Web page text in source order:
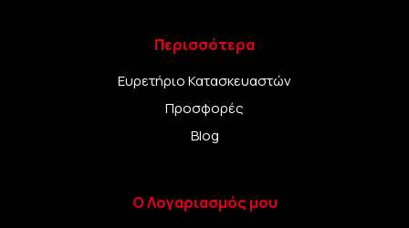
Περισσότερα
Ευρετήριο Κατασκευαστών
Προσφορές
Blog
Ο Λογαριασμός μου